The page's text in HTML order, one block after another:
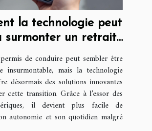
la technologie peut
surmonter un retrait
de conduire peut sembler être
insurmontable, mais la technologie
désormais des solutions innovantes
cette transition. Grâce à l’essor des
il devient plus facile de
autonomie et son quotidien malgré